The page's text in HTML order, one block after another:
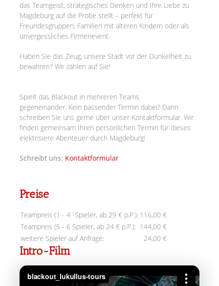
das Teamgeist, strategisches Denken und Ihre Liebe zu
Magdeburg auf die Probe stellt – perfekt für
Freundesgruppen, Familien mit älteren Kindern oder als
unvergessliches Firmenevent.
Haben Sie das Zeug, unsere Stadt vor der Dunkelheit zu
bewahren? Wir zählen auf Sie!
Spielt das Blackout in mehreren Teams
gegeneinander. Kein passender Termin dabei? Dann
schreiben Sie uns gerne über unser Kontaktformular. Wir
finden gemeinsam Ihren persönlichen Termin für dieses
elektrisiere Abenteuer durch Magdeburg!
Schreibt uns: Kontaktformular
Preise
Teampreis (1 - 4 -Spieler, ab 29 € p.P.): 116,00 €
Teampreis (5 - 6 Spieler, ab 24 € p.P.): 144,00 €
weitere Spieler auf Anfrage:
24,00 €
Intro-Film